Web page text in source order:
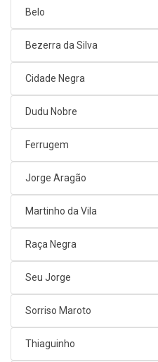
Belo
Bezerra da Silva
Cidade Negra
Dudu Nobre
Ferrugem
Jorge Aragão
Martinho da Vila
Raça Negra
Seu Jorge
Sorriso Maroto
Thiaguinho